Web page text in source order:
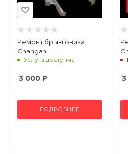
Ремонт брызговика
Changan
Услуга доступна
3 000 ₽
ПОДРОБНЕЕ
3